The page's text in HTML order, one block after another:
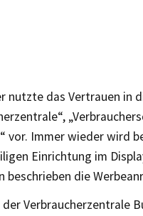
nutzte das Vertrauen in
vor. Immer wieder wird
Einrichtung im
beschrieben die
der Verbraucherzentrale